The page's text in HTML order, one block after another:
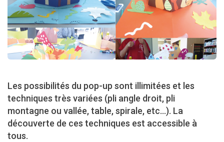
Les possibilités du pop-up sont illimitées et les
techniques très variées (pli angle droit, pli
montagne ou vallée, table, spirale, etc...). La
découverte de ces techniques est accessible à
tous.